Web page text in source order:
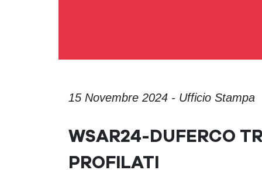
15 Novembre 2024 - Ufficio Stampa
WSAR24-DUFERCO
PROFILATI